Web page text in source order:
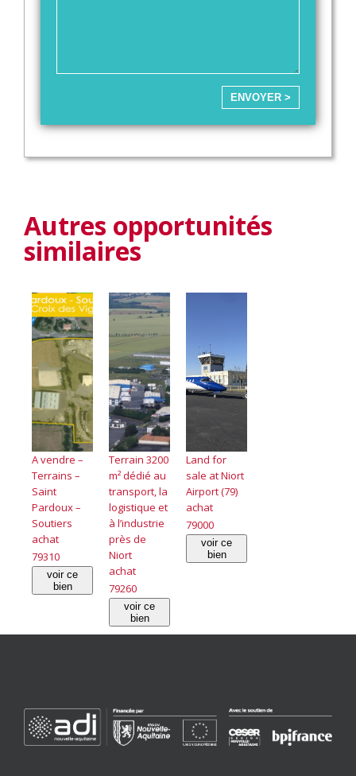
ENVOYER >
Autres opportunités
similaires
A vendre –
Terrains –
Saint
Pardoux –
Soutiers
achat
79310
voir ce
bien
Terrain 3200
m² dédié au
transport, la
logistique et
à l’industrie
près de
Niort
achat
79260
voir ce
bien
Land for
sale at Niort
Airport (79)
achat
79000
voir ce
bien